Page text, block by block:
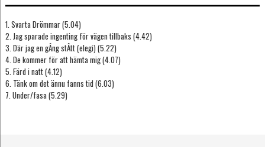
1. Svarta Drömmar (5.04)
2. Jag sparade ingenting för vägen tillbaks (4.42)
3. Där jag en gÂng stÂtt (elegi) (5.22)
4. De kommer för att hämta mig (4.07)
5. Färd i natt (4.12)
6. Tänk om det ännu fanns tid (6.03)
7. Under/fasa (5.29)